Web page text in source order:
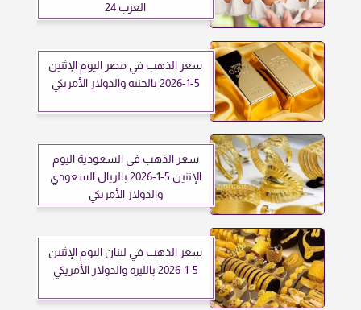
العرب 24
سعر الذهب في مصر اليوم الإثنين
5-1-2026 بالجنيه والدولار الأمريكي
سعر الذهب في السعودية اليوم
الإثنين 5-1-2026 بالريال السعودي
والدولار الأمريكي
سعر الذهب في لبنان اليوم الإثنين
5-1-2026 بالليرة والدولار الأمريكي